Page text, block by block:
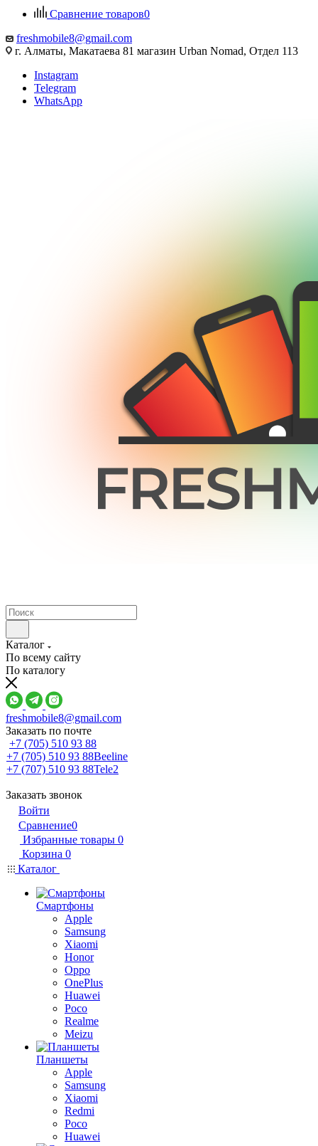
Сравнение товаров0
freshmobile8@gmail.com
г. Алматы, Макатаева 81 магазин Urban Nomad, Отдел 113
Instagram
Telegram
WhatsApp
Каталог
По всему сайту
По каталогу
freshmobile8@gmail.com
Заказать по почте
+7 (705) 510 93 88
+7 (705) 510 93 88Beeline
+7 (707) 510 93 88Tele2
Заказать звонок
Войти
Сравнение0
Избранные товары 0
Корзина 0
Каталог
Смартфоны
Apple
Samsung
Xiaomi
Honor
Oppo
OnePlus
Huawei
Poco
Realme
Meizu
Планшеты
Apple
Samsung
Xiaomi
Redmi
Poco
Huawei